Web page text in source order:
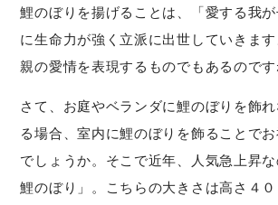
鯉のぼりを揚げることは、「愛する我が
に生命力が強く立派に出世していきます
親の愛情を表現するものでもあるのです
さて、お庭やベランダに鯉のぼりを飾
る場合、室内に鯉のぼりを飾ることで
でしょうか。そこで近年、人気急上昇
鯉のぼり」。こちらの大きさは高さ４